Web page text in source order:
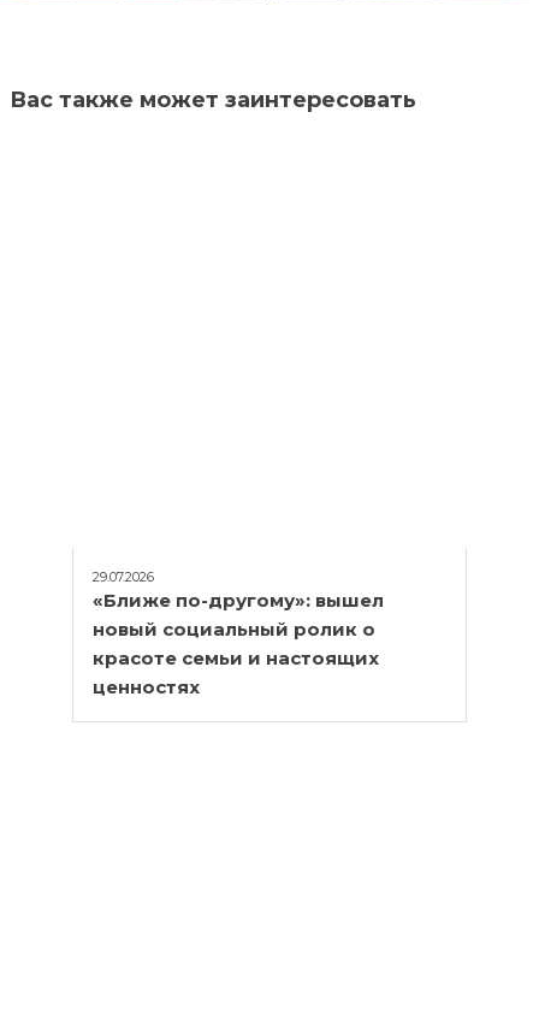
Вас также может заинтересовать
29.07.2026
«Ближе по-другому»: вышел
новый социальный ролик о
красоте семьи и настоящих
ценностях